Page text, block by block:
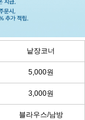
낱장코너
5,000원
3,000원
블라우스/남방